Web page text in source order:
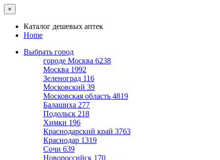
×
Каталог дешевых аптек
Home
Выбрать город
городе Москва 6238
Москва 1992
Зеленоград 116
Московский 39
Московская область 4819
Балашиха 277
Подольск 218
Химки 196
Краснодарский край 3763
Краснодар 1319
Сочи 639
Новороссийск 170